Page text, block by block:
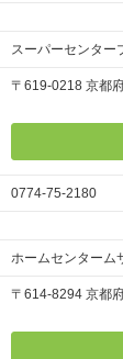
スーパーセンター
〒619-0218 京都
0774-75-2180
ホームセンターム
〒614-8294 京都